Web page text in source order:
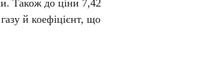
Також до ціни 7,42
й коефіцієнт, що